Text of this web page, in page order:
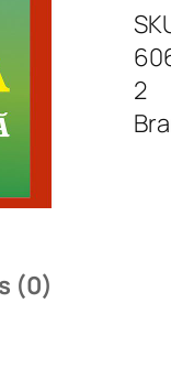
r
g
e
l
2
(0)